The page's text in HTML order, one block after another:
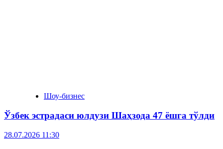
Шоу-бизнес
Ўзбек эстрадаси юлдузи Шаҳзода 47 ёшга тўлди
28.07.2026 11:30